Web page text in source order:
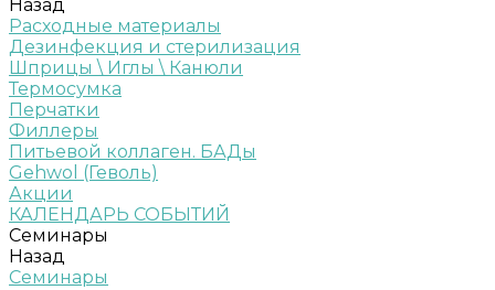
Назад
Расходные материалы
Дезинфекция и стерилизация
Шприцы \ Иглы \ Канюли
Термосумка
Перчатки
Филлеры
Питьевой коллаген. БАДы
Gehwol (Геволь)
Акции
КАЛЕНДАРЬ СОБЫТИЙ
Семинары
Назад
Семинары